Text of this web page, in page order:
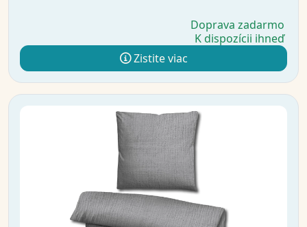
Doprava zadarmo
K dispozícii ihneď
Zistite viac